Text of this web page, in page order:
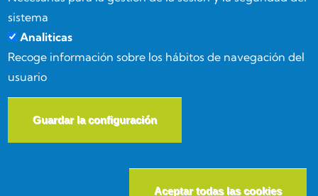
info@forma3almeria.com
2026. All Rights Reserved.
sistema
Analiticas
Recoge información sobre los hábitos de navegación del
usuario
Guardar la configuración
Aceptar todas las cookies